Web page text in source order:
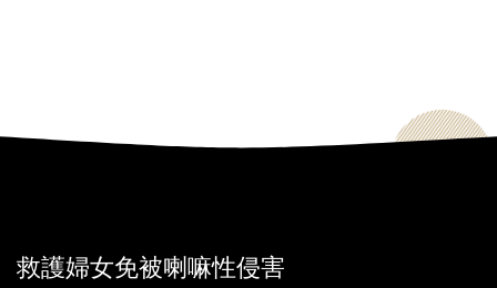
救護婦女免被喇嘛性侵害